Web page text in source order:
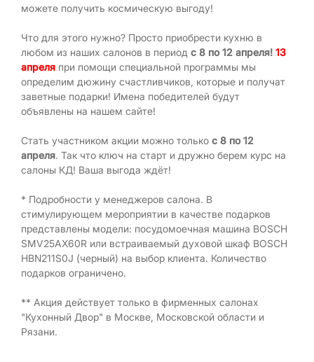
можете получить космическую выгоду!
Что для этого нужно? Просто приобрести кухню в
любом из наших салонов в период с 8 по 12 апреля! 13
апреля при помощи специальной программы мы
определим дюжину счастливчиков, которые и получат
заветные подарки! Имена победителей будут
объявлены на нашем сайте!
Стать участником акции можно только с 8 по 12
апреля. Так что ключ на старт и дружно берем курс на
салоны КД! Ваша выгода ждёт!
* Подробности у менеджеров салона. В
стимулирующем мероприятии в качестве подарков
представлены модели: посудомоечная машина BOSCH
SMV25AX60R или встраиваемый духовой шкаф BOSCH
HBN211S0J (черный) на выбор клиента. Количество
подарков ограничено.
** Акция действует только в фирменных салонах
"Кухонный Двор" в Москве, Московской области и
Рязани.